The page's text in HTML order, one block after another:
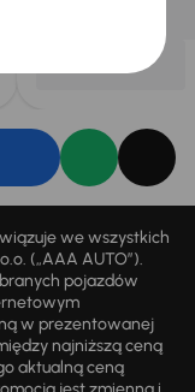
we wszystkich
(„AAA AUTO”).
pojazdów
w prezentowanej
najniższą ceną
aktualną ceną